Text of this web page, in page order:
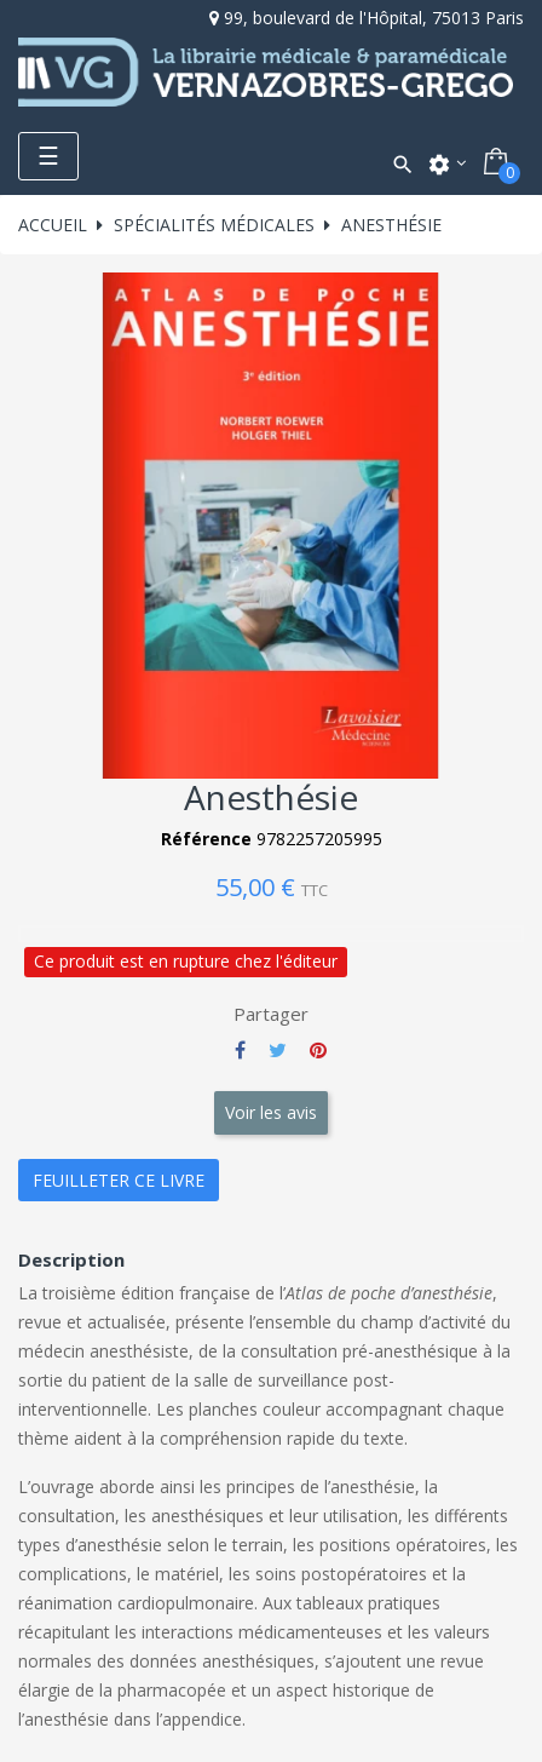
99, boulevard de l'Hôpital, 75013 Paris
Toggle
navigation
☰  settings 0
ACCUEIL SPÉCIALITÉS MÉDICALES ANESTHÉSIE
Anesthésie
Référence 9782257205995
55,00 € TTC
Ce produit est en rupture chez l'éditeur
Partager
Voir les avis
FEUILLETER CE LIVRE
Description
La troisième édition française de l’Atlas de poche d’anesthésie,
revue et actualisée, présente l’ensemble du champ d’activité du
médecin anesthésiste, de la consultation pré-anesthésique à la
sortie du patient de la salle de surveillance post-
interventionnelle. Les planches couleur accompagnant chaque
thème aident à la compréhension rapide du texte.
L’ouvrage aborde ainsi les principes de l’anesthésie, la
consultation, les anesthésiques et leur utilisation, les différents
types d’anesthésie selon le terrain, les positions opératoires, les
complications, le matériel, les soins postopératoires et la
réanimation cardiopulmonaire. Aux tableaux pratiques
récapitulant les interactions médicamenteuses et les valeurs
normales des données anesthésiques, s’ajoutent une revue
élargie de la pharmacopée et un aspect historique de
l’anesthésie dans l’appendice.